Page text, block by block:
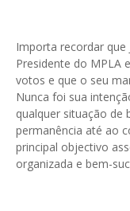
Importa recordar que
Presidente do MPLA
votos e que o seu
Nunca foi sua
qualquer situação de
permanência até ao
principal objectivo
organizada e bem-